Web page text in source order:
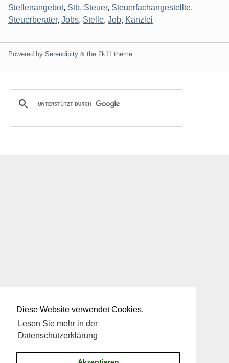
Diese Website verwendet Cookies.
Lesen Sie mehr in der
Datenschutzerklärung
Stellenangebot, Stb, Steuer, Steuerfachangestellte,
Steuerberater, Jobs, Stelle, Job, Kanzlei
Powered by Serendipity & the 2k11 theme.